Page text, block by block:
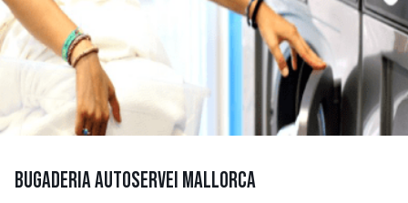
BUGADERIA AUTOSERVEI MALLORCA